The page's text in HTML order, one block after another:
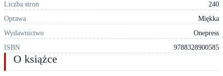
Liczba stron
240
Oprawa
Miękka
Wydawnictwo
Onepress
ISBN
9788328900585
O książce